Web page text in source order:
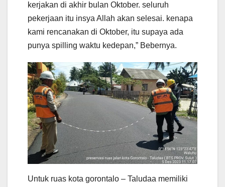
kerjakan di akhir bulan Oktober. seluruh
pekerjaan itu insya Allah akan selesai. kenapa
kami rencanakan di Oktober, itu supaya ada
punya spilling waktu kedepan,” Bebernya.
Untuk ruas kota gorontalo – Taludaa memiliki